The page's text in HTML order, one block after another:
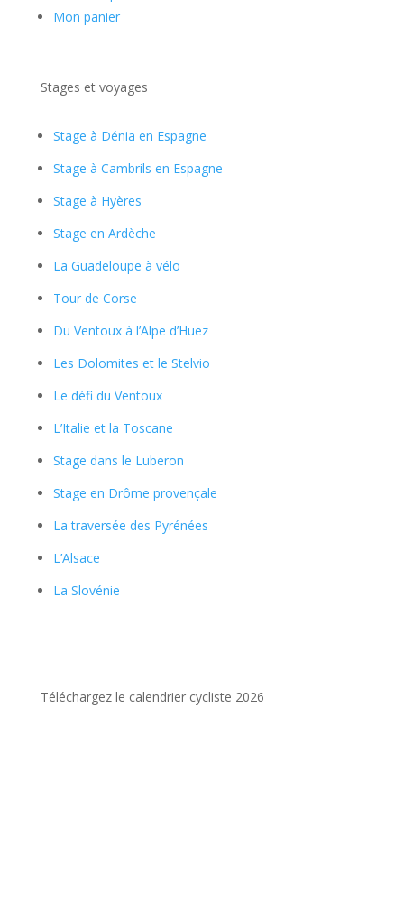
Mon panier
Stages et voyages
Stage à Dénia en Espagne
Stage à Cambrils en Espagne
Stage à Hyères
Stage en Ardèche
La Guadeloupe à vélo
Tour de Corse
Du Ventoux à l’Alpe d’Huez
Les Dolomites et le Stelvio
Le défi du Ventoux
L’Italie et la Toscane
Stage dans le Luberon
Stage en Drôme provençale
La traversée des Pyrénées
L’Alsace
La Slovénie
Téléchargez le calendrier cycliste 2026